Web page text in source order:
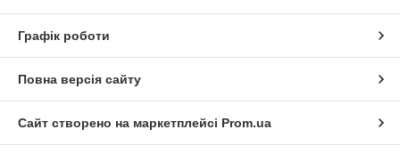
Графік роботи
Повна версія сайту
Сайт створено на маркетплейсі Prom.ua